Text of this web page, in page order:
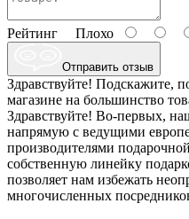
Рейтинг Плохо
Отправить отзыв
Здравствуйте! Подскажите,
магазине на большинство
Здравствуйте! Во-первых,
напрямую с ведущими
производителями
собственную линейку
позволяет нам избежать
многочисленных